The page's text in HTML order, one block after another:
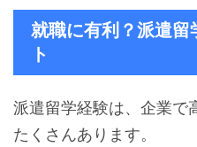
就職に有利？派遣留
ト
派遣留学経験は、企業で
たくさんあります。